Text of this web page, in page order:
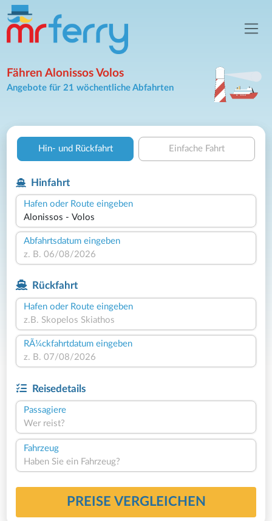
Fähren Alonissos Volos
Angebote für 21 wöchentliche Abfahrten
Hin- und Rückfahrt Einfache Fahrt
Hinfahrt
Hafen oder Route eingeben
Abfahrtsdatum eingeben
Rückfahrt
Hafen oder Route eingeben
RÃ¼ckfahrtdatum eingeben
Reisedetails
Passagiere
Wer reist?
Fahrzeug
Haben Sie ein Fahrzeug?
PREISE VERGLEICHEN